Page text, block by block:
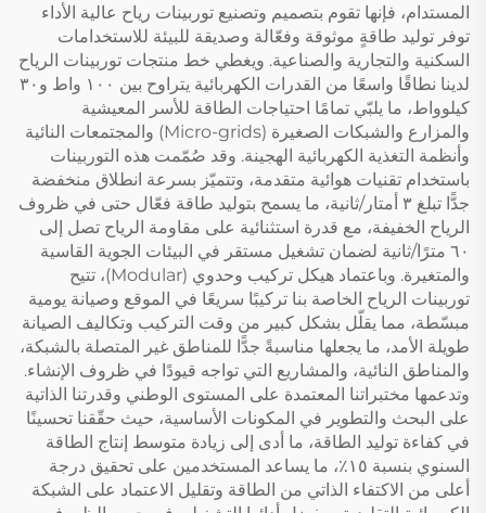
المستدام، فإنها تقوم بتصميم وتصنيع توربينات رياح عالية الأداء
توفر توليد طاقةٍ موثوقة وفعّالة وصديقة للبيئة للاستخدامات
السكنية والتجارية والصناعية. ويغطي خط منتجات توربينات الرياح
لدينا نطاقًا واسعًا من القدرات الكهربائية يتراوح بين ١٠٠ واط و٣٠
كيلوواط، ما يلبّي تمامًا احتياجات الطاقة للأسر المعيشية
والمزارع والشبكات الصغيرة (Micro-grids) والمجتمعات النائية
وأنظمة التغذية الكهربائية الهجينة. وقد صُمّمت هذه التوربينات
باستخدام تقنيات هوائية متقدمة، وتتميّز بسرعة انطلاق منخفضة
جدًّا تبلغ ٣ أمتار/ثانية، ما يسمح بتوليد طاقة فعّال حتى في ظروف
الرياح الخفيفة، مع قدرة استثنائية على مقاومة الرياح تصل إلى
٦٠ مترًا/ثانية لضمان تشغيل مستقر في البيئات الجوية القاسية
والمتغيرة. وباعتماد هيكل تركيب وحدوي (Modular)، تتيح
توربينات الرياح الخاصة بنا تركيبًا سريعًا في الموقع وصيانة يومية
مبسّطة، مما يقلّل بشكل كبير من وقت التركيب وتكاليف الصيانة
طويلة الأمد، ما يجعلها مناسبةً جدًّا للمناطق غير المتصلة بالشبكة،
والمناطق النائية، والمشاريع التي تواجه قيودًا في ظروف الإنشاء.
وتدعمها مختبراتنا المعتمدة على المستوى الوطني وقدرتنا الذاتية
على البحث والتطوير في المكونات الأساسية، حيث حقّقنا تحسينًا
في كفاءة توليد الطاقة، ما أدى إلى زيادة متوسط إنتاج الطاقة
السنوي بنسبة ١٥٪، ما يساعد المستخدمين على تحقيق درجة
أعلى من الاكتفاء الذاتي من الطاقة وتقليل الاعتماد على الشبكة